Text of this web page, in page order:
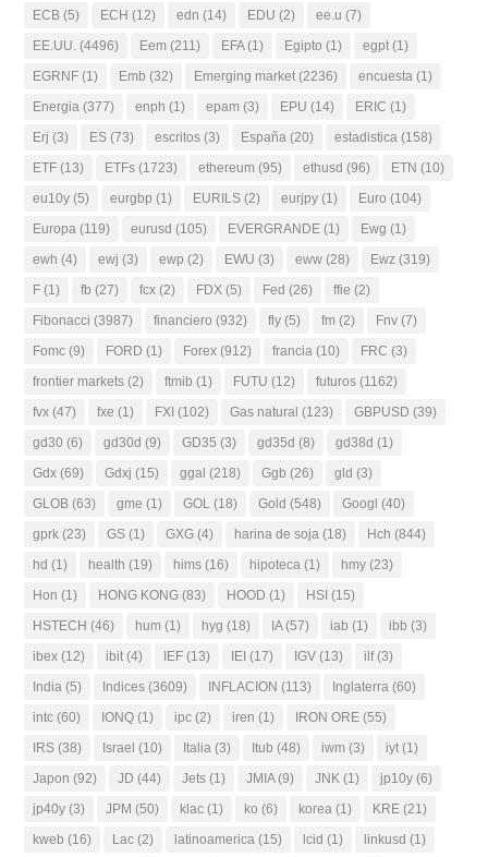
ECB (5) ECH (12) edn (14) EDU (2) ee.u (7)
EE.UU. (4496) Eem (211) EFA(1) Egipto (1) egpt (1)
EGRNF (1) Emb (32) Emerging market (2236) encuesta (1)
Energia (377) enph (1) epam (3) EPU (14) ERIC (1)
Erj (3) ES (73) escritos (3) España (20) estadistica (158)
ETF (13) ETFs (1723) ethereum (95) ethusd (96) ETN (10)
eu10y (5) eurgbp (1) EURILS (2) eurjpy (1) Euro (104)
Europa (119) eurusd (105) EVERGRANDE (1) Ewg (1)
ewh (4) ewj (3) ewp (2) EWU (3) eww (28) Ewz (319)
F (1) fb (27) fcx (2) FDX (5) Fed (26) ffie (2)
Fibonacci (3987) financiero (932) fly (5) fm (2) Fnv (7)
Fomc (9) FORD (1) Forex (912) francia (10) FRC (3)
frontier markets (2) ftmib (1) FUTU (12) futuros (1162)
fvx (47) fxe (1) FXI (102) Gas natural (123) GBPUSD (39)
gd30 (6) gd30d (9) GD35 (3) gd35d (8) gd38d (1)
Gdx (69) Gdxj (15) ggal (218) Ggb (26) gld (3)
GLOB (63) gme (1) GOL (18) Gold (548) Googl (40)
gprk (23) GS (1) GXG (4) harina de soja (18) Hch (844)
hd (1) health (19) hims (16) hipoteca (1) hmy (23)
Hon (1) HONG KONG (83) HOOD (1) HSI (15)
HSTECH (46) hum (1) hyg (18) IA(57) iab (1) ibb (3)
ibex (12) ibit (4) IEF (13) IEI (17) IGV (13) ilf(3)
India (5) Indices (3609) INFLACION (113) Inglaterra (60)
intc (60) IONQ (1) ipc (2) iren (1) IRON ORE (55)
IRS (38) Israel (10) Italia (3) Itub (48) iwm (3) iyt (1)
Japon (92) JD (44) Jets (1) JMIA(9) JNK (1) jp10y (6)
jp40y (3) JPM (50) klac (1) ko (6) korea (1) KRE (21)
kweb (16) Lac (2) latinoamerica (15) lcid (1) linkusd (1)